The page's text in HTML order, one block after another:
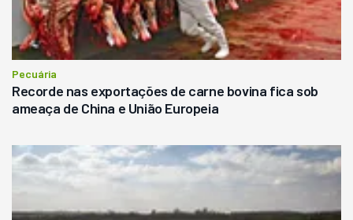
Pecuária
Recorde nas exportações de carne bovina fica sob
ameaça de China e União Europeia